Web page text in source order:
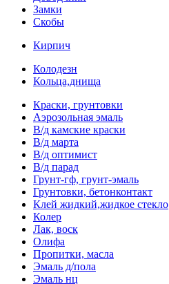
Замки
Скобы
Кирпич
Колодезн
Кольца,днища
Краски, грунтовки
Аэрозольная эмаль
В/д камские краски
В/д марта
В/д оптимист
В/д парад
Грунт-гф, грунт-эмаль
Грунтовки, бетонконтакт
Клей жидкий,жидкое стекло
Колер
Лак, воск
Олифа
Пропитки, масла
Эмаль д/пола
Эмаль нц